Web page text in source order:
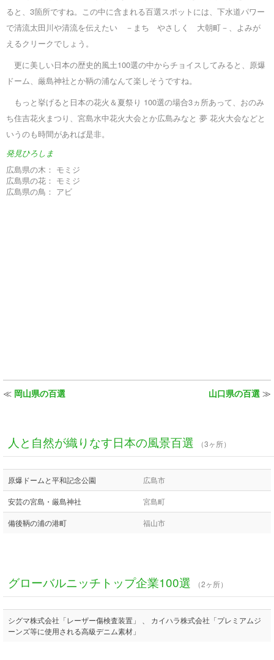
ると、3箇所ですね。この中に含まれる百選スポットには、下水道パワー
で清流太田川や清流を伝えたい －まち やさしく 大朝町－、よみが
えるクリークでしょう。
更に美しい日本の歴史的風土100選の中からチョイスしてみると、原爆
ドーム、厳島神社とか鞆の浦なんて楽しそうですね。
もっと挙げると日本の花火＆夏祭り 100選の場合3ヵ所あって、おのみ
ち住吉花火まつり、宮島水中花火大会とか広島みなと 夢 花火大会などと
いうのも時間があれば是非。
発見ひろしま
広島県の木： モミジ
広島県の花： モミジ
広島県の鳥： アビ
≪ 岡山県の百選 山口県の百選 ≫
人と自然が織りなす日本の風景百選 （3ヶ所）
原爆ドームと平和記念公園 広島市
安芸の宮島・厳島神社 宮島町
備後鞆の浦の港町 福山市
グローバルニッチトップ企業100選 （2ヶ所）
シグマ株式会社「レーザー傷検査装置」 、 カイハラ株式会社「プレミアムジ
ーンズ等に使用される高級デニム素材」